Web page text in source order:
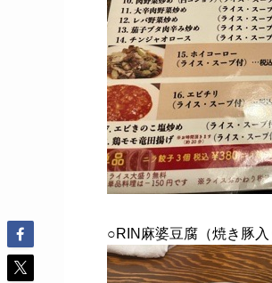
○RIN麻婆豆腐（焼き豚入